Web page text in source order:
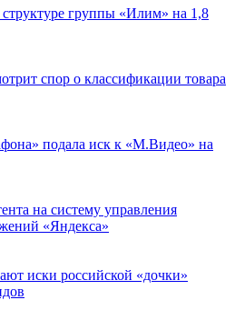
группы «Илим» на 1,8
спор о классификации товара
подала иск к «М.Видео» на
на систему управления
«Яндекса»
иски российской «дочки»